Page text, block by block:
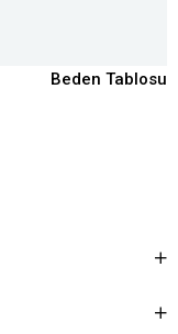
Beden Tablosu